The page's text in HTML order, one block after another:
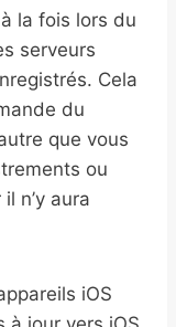
la fois lors du
serveurs
Cela
du
que vous
ou
n’y aura
iOS